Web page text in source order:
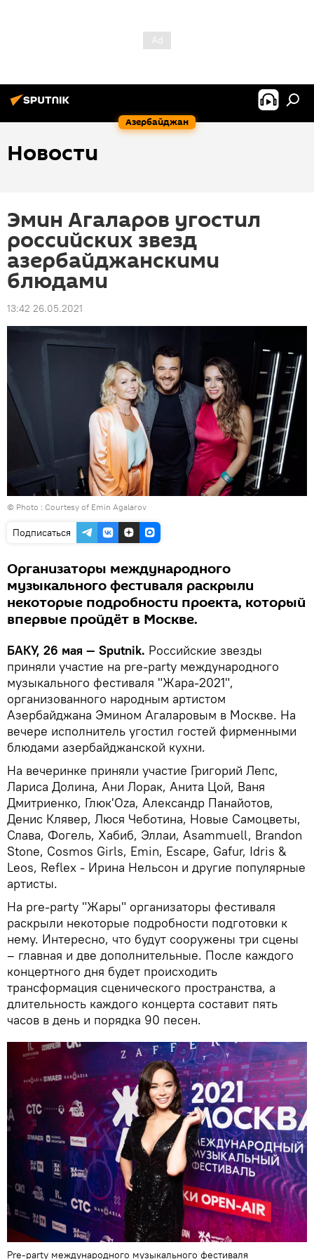
Азербайджан
Новости
Эмин Агаларов угостил
российских звезд
азербайджанскими
блюдами
13:42 26.05.2021
© Photo : Courtesy of Emin Agalarov
Подписаться
Организаторы международного
музыкального фестиваля раскрыли
некоторые подробности проекта, который
впервые пройдёт в Москве.
БАКУ, 26 мая — Sputnik. Российские звезды
приняли участие на pre-party международного
музыкального фестиваля "Жара-2021",
организованного народным артистом
Азербайджана Эмином Агаларовым в Москве. На
вечере исполнитель угостил гостей фирменными
блюдами азербайджанской кухни.
На вечеринке приняли участие Григорий Лепс,
Лариса Долина, Ани Лорак, Анита Цой, Ваня
Дмитриенко, Глюк'Oza, Александр Панайотов,
Денис Клявер, Люся Чеботина, Новые Самоцветы,
Слава, Фогель, Хабиб, Эллаи, Asammuell, Brandon
Stone, Cosmos Girls, Emin, Escape, Gafur, Idris &
Leos, Reflex - Ирина Нельсон и другие популярные
артисты.
На pre-party "Жары" организаторы фестиваля
раскрыли некоторые подробности подготовки к
нему. Интересно, что будут сооружены три сцены
– главная и две дополнительные. После каждого
концертного дня будет происходить
трансформация сценического пространства, а
длительность каждого концерта составит пять
часов в день и порядка 90 песен.
Pre-party международного музыкального фестиваля